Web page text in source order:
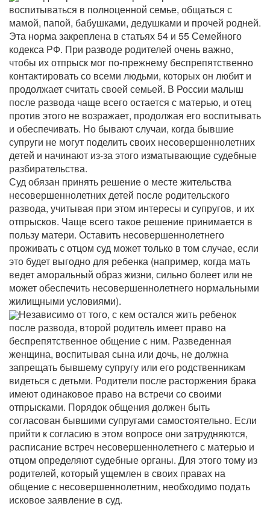
воспитываться в полноценной семье, общаться с
мамой, папой, бабушками, дедушками и прочей родней.
Эта норма закреплена в статьях 54 и 55 Семейного
кодекса РФ. При разводе родителей очень важно,
чтобы их отпрыск мог по-прежнему беспрепятственно
контактировать со всеми людьми, которых он любит и
продолжает считать своей семьей. В России малыш
после развода чаще всего остается с матерью, и отец
против этого не возражает, продолжая его воспитывать
и обеспечивать. Но бывают случаи, когда бывшие
супруги не могут поделить своих несовершеннолетних
детей и начинают из-за этого изматывающие судебные
разбирательства.
Суд обязан принять решение о месте жительства
несовершеннолетних детей после родительского
развода, учитывая при этом интересы и супругов, и их
отпрысков. Чаще всего такое решение принимается в
пользу матери. Оставить несовершеннолетнего
проживать с отцом суд может только в том случае, если
это будет выгодно для ребенка (например, когда мать
ведет аморальный образ жизни, сильно болеет или не
может обеспечить несовершеннолетнего нормальными
жилищными условиями).
Независимо от того, с кем остался жить ребенок
после развода, второй родитель имеет право на
беспрепятственное общение с ним. Разведенная
женщина, воспитывая сына или дочь, не должна
запрещать бывшему супругу или его родственникам
видеться с детьми. Родители после расторжения брака
имеют одинаковое право на встречи со своими
отпрысками. Порядок общения должен быть
согласован бывшими супругами самостоятельно. Если
прийти к согласию в этом вопросе они затрудняются,
расписание встреч несовершеннолетнего с матерью и
отцом определяют судебные органы. Для этого тому из
родителей, который ущемлен в своих правах на
общение с несовершеннолетним, необходимо подать
исковое заявление в суд.